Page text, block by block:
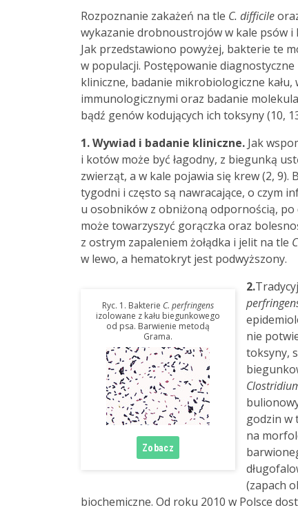
Rozpoznanie zakażeń na tle C. difficile
wykazanie drobnoustrojów w kale psów
Jak przedstawiono powyżej, bakterie te
w populacji. Postępowanie
kliniczne, badanie mikrobiologiczne
immunologicznymi oraz badanie
bądź genów kodujących ich toksyny (10,
1. Wywiad i badanie kliniczne. Jak
i kotów może być łagodny, z biegunką
zwierząt, a w kale pojawia się krew (2,
tygodni i często są nawracające, o czym
u osobników z obniżoną odpornością,
może towarzyszyć gorączka oraz
z ostrym zapaleniem żołądka i jelit na tle
w lewo, a hematokryt jest podwyższony.
Ryc. 1. Bakterie C. perfringens
izolowane z kału biegunkowego
od psa. Barwienie metodą
Grama.
2.
nie
toksyny,
godzin w
na
(zapach
biochemiczne. Od roku 2010 w Polsce